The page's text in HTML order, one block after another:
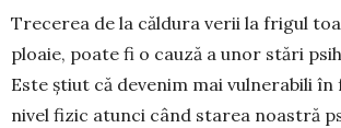
Trecerea de la căldura verii la frigul
ploaie, poate fi o cauză a unor stări
Este știut că devenim mai vulne­ra­bili
nivel fizic atunci când sta­rea noas­tră